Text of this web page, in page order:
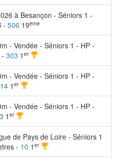
à Besançon - Séniors 1 -
- 506 19ème
- Vendée - Séniors 1 - HP -
303 1 er
- Vendée - Séniors 1 - HP -
14 1 er
- Vendée - Séniors 1 - HP -
1 er
de Pays de Loire - Séniors 1
- 10 1 er